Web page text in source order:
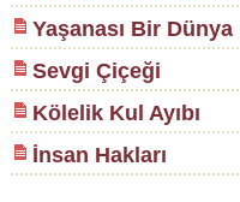
Yaşanası Bir Dünya
Sevgi Çiçeği
Kölelik Kul Ayıbı
İnsan Hakları